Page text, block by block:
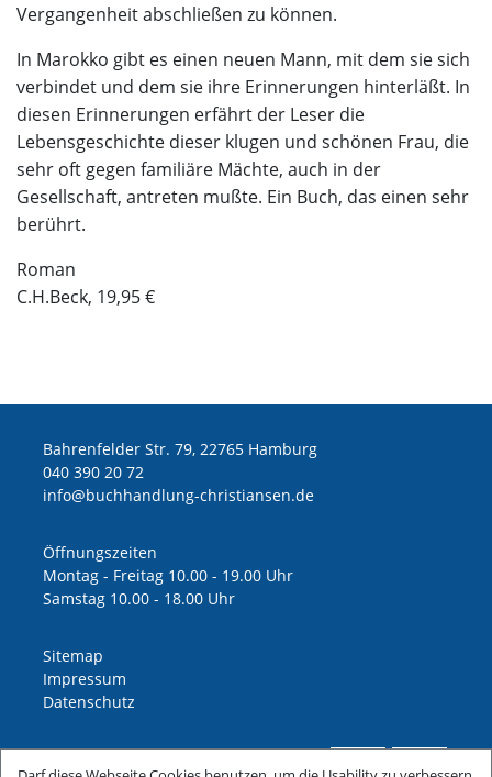
Vergangenheit abschließen zu können.
In Marokko gibt es einen neuen Mann, mit dem sie sich
verbindet und dem sie ihre Erinnerungen hinterläßt. In
diesen Erinnerungen erfährt der Leser die
Lebensgeschichte dieser klugen und schönen Frau, die
sehr oft gegen familiäre Mächte, auch in der
Gesellschaft, antreten mußte. Ein Buch, das einen sehr
berührt.
Roman
C.H.Beck, 19,95 €
Bahrenfelder Str. 79, 22765 Hamburg
040 390 20 72
ed.nesnaitsirhc-gnuldnahhcub@ofni
Öffnungszeiten
Montag - Freitag 10.00 - 19.00 Uhr
Samstag 10.00 - 18.00 Uhr
Sitemap
Impressum
Datenschutz